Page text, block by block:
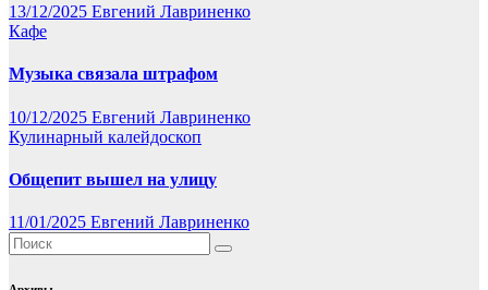
13/12/2025 Евгений Лавриненко
Кафе
Музыка связала штрафом
10/12/2025 Евгений Лавриненко
Кулинарный калейдоскоп
Общепит вышел на улицу
11/01/2025 Евгений Лавриненко